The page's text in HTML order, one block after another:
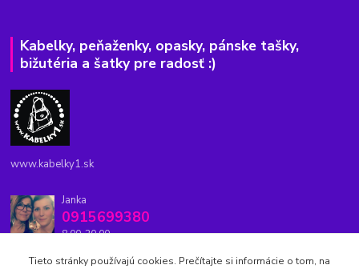
Kabelky, peňaženky, opasky, pánske tašky,
bižutéria a šatky pre radosť :)
www.kabelky1.sk
Janka
0915699380
8.00-20.00
kabelky1.sk@gmail.com
Tieto stránky používajú cookies. Prečítajte si informácie o tom, na